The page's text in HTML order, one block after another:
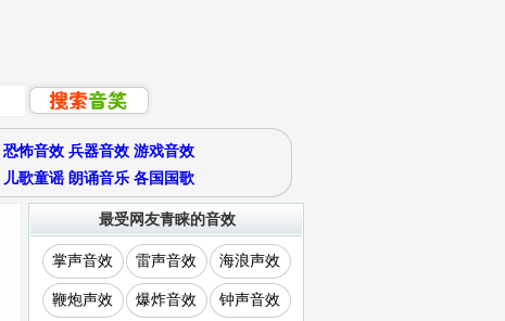
恐怖音效 兵器音效 游戏音效
儿歌童谣 朗诵音乐 各国国歌
最受网友青睐的音效
掌声音效 雷声音效 海浪声效
鞭炮声效 爆炸音效 钟声音效